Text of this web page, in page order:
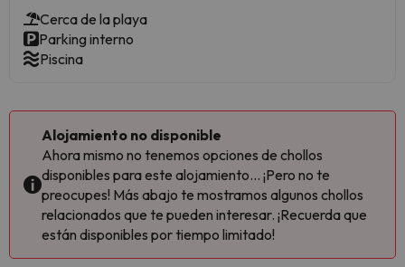
Cerca de la playa
Parking interno
Piscina
Alojamiento no disponible
Ahora mismo no tenemos opciones de chollos
disponibles para este alojamiento... ¡Pero no te
preocupes! Más abajo te mostramos algunos chollos
relacionados que te pueden interesar. ¡Recuerda que
están disponibles por tiempo limitado!